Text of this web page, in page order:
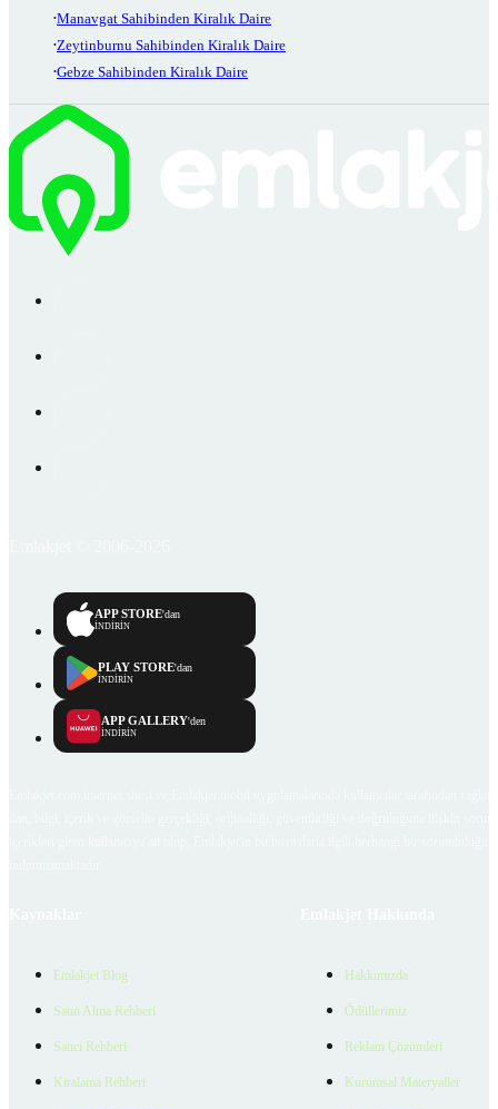
Manavgat Sahibinden Kiralık Daire
Zeytinburnu Sahibinden Kiralık Daire
Gebze Sahibinden Kiralık Daire
APP STORE'dan
İNDİRİN
PLAY STORE'dan
İNDİRİN
APP GALLERY'den
İNDİRİN
Emlakjet Blog
Satın Alma Rehberi
Satıcı Rehberi
Kiralama Rehberi
Hakkımızda
Ödüllerimiz
Reklam Çözümleri
Kurumsal Materyaller